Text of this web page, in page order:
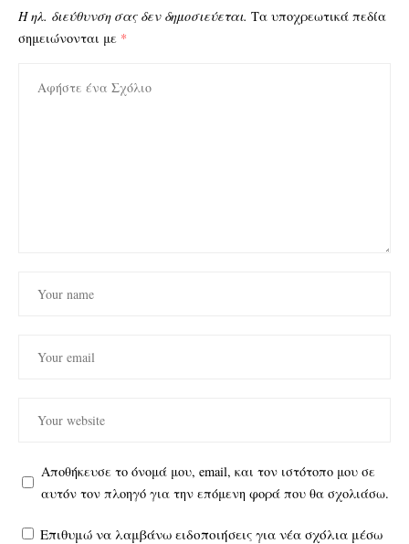
Η ηλ. διεύθυνση σας δεν δημοσιεύεται. Τα υποχρεωτικά πεδία
σημειώνονται με *
Αποθήκευσε το όνομά μου, email, και τον ιστότοπο μου σε
αυτόν τον πλοηγό για την επόμενη φορά που θα σχολιάσω.
Επιθυμώ να λαμβάνω ειδοποιήσεις για νέα σχόλια μέσω